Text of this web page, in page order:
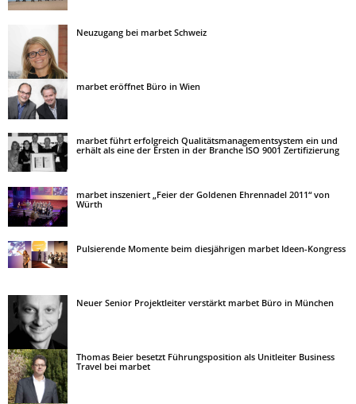
Neuzugang bei marbet Schweiz
marbet eröffnet Büro in Wien
marbet führt erfolgreich Qualitätsmanagementsystem ein und
erhält als eine der Ersten in der Branche ISO 9001 Zertifizierung
marbet inszeniert „Feier der Goldenen Ehrennadel 2011“ von
Würth
Pulsierende Momente beim diesjährigen marbet Ideen-Kongress
Neuer Senior Projektleiter verstärkt marbet Büro in München
Thomas Beier besetzt Führungsposition als Unitleiter Business
Travel bei marbet